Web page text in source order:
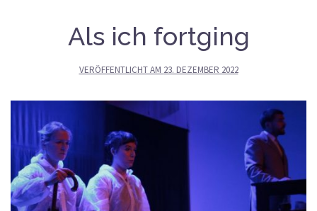
Als ich fortging
VERÖFFENTLICHT AM 23. DEZEMBER 2022